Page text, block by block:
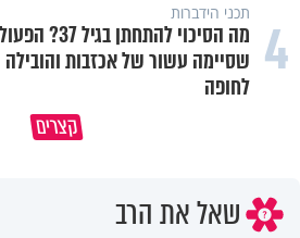
4 תכני הידברות
מה הסיכוי להתחתן בגיל
שסיימה עשור של אכזבות והובילה
לחופה
קצרים
ככה שורדים את הסערות הגדולות
שאל את הרב